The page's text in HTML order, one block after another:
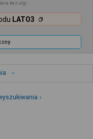
bez ulgi
LATO3